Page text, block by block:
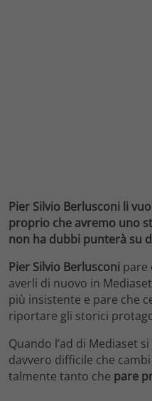
Pier Silvio Berlusconi li
proprio che avremo uno
non ha dubbi punterà su
Pier Silvio Berlusconi pare
averli di nuovo in
più insistente e pare che
riportare gli storici
Quando l’ad di Mediaset
davvero difficile che
talmente tanto che pare